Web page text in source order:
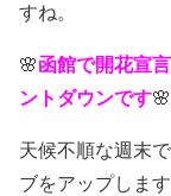
すね。
🌸函館で開花宣
ントダウンです🌸
天候不順な週末
ブをアップします